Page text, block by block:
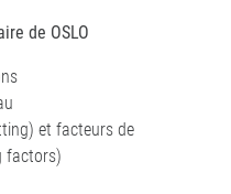
de OSLO
et facteurs de
factors)